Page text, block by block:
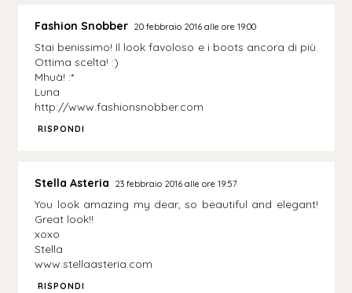
Fashion Snobber 20 febbraio 2016 alle ore 19:00
Stai benissimo! Il look favoloso e i boots ancora di più.
Ottima scelta! :)
Mhuà! :*
Luna
http://www.fashionsnobber.com
RISPONDI
Stella Asteria 23 febbraio 2016 alle ore 19:57
You look amazing my dear, so beautiful and elegant!
Great look!!
xoxo
Stella
www.stellaasteria.com
RISPONDI